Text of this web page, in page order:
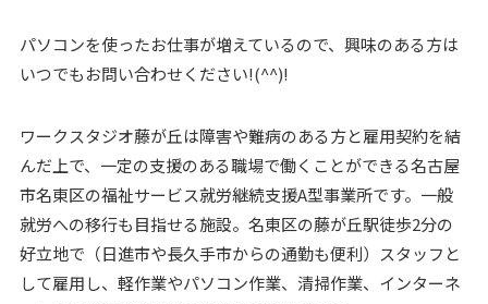
パソコンを使ったお仕事が増えているので、興味のある方は
いつでもお問い合わせください!(^^)!
ワークスタジオ藤が丘は障害や難病のある方と雇用契約を結
んだ上で、一定の支援のある職場で働くことができる名古屋
市名東区の福祉サービス就労継続支援A型事業所です。一般
就労への移行も目指せる施設。名東区の藤が丘駅徒歩2分の
好立地で（日進市や長久手市からの通勤も便利）スタッフと
して雇用し、軽作業やパソコン作業、清掃作業、インターネ